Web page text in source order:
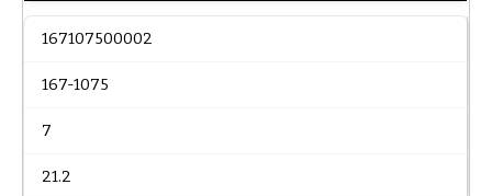
167107500002
167-1075
7
21.2